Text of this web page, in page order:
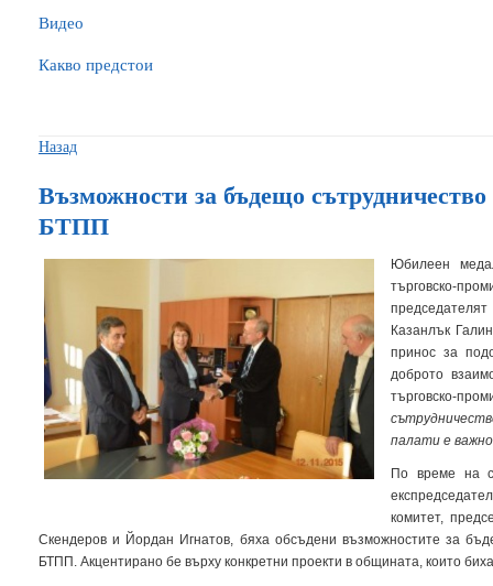
Видео
Какво предстои
Назад
Възможности за бъдещо
БТПП
Юбилеен
търговско-
Казанлък
принос за
доброто
търговско-
палати е важно
По време на
комитет,
Скендеров и Йордан Игнатов, бяха обсъдени възможностите за
БТПП. Акцентирано бе върху конкретни проекти в общината, които